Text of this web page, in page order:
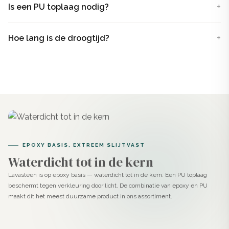
handmatig aanbrengt op vloeren, wanden, trappen of
sterker dan traditionele afwerkingen en volledig
uitstraling en afwerking, in tegenstelling tot een
Toepassingen van Lavasteen
gietvloer in de kleur Hazel
Door de warme bruintint van Hazel en de kracht van
Is een PU toplaag nodig?
Hoe lang is de droogtijd?
EPOXY BASIS, EXTREEM SLIJTVAST
Waterdicht tot in de kern
Lavasteen is op epoxy basis — waterdicht tot in de kern. Een PU toplaag
beschermt tegen verkleuring door licht. De combinatie van epoxy en PU
maakt dit het meest duurzame product in ons assortiment.